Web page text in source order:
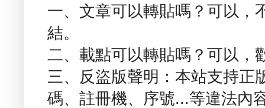
一、文章可以轉貼嗎？可以，
結。
二、載點可以轉貼嗎？可以，
三、反盜版聲明：本站支持正
碼、註冊機、序號...等違法內